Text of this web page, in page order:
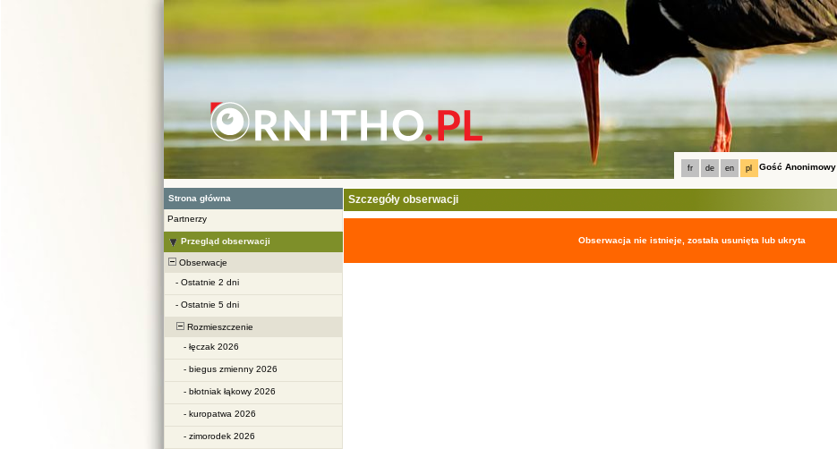
fr de en pl Gość Anonimowy
Strona główna
Partnerzy
Przegląd obserwacji
Obserwacje
- Ostatnie 2 dni
- Ostatnie 5 dni
Rozmieszczenie
- łęczak 2026
- biegus zmienny 2026
- błotniak łąkowy 2026
- kuropatwa 2026
- zimorodek 2026
Szczegóły obserwacji
Obserwacja nie istnieje, została usunięta lub ukryta